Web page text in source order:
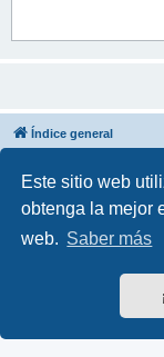
Este sitio web
obtenga la mejor
web. Saber más
Índice general
Desarrollado